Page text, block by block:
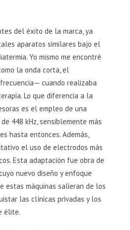
del éxito de la marca, ya
aparatos similares bajo el
Yo mismo me encontré
la onda corta, el
cuando realizaba
Lo que diferencia a la
es el empleo de una
448 kHz, sensiblemente más
hasta entonces. Además,
el uso de electrodos más
Esta adaptación fue obra de
nuevo diseño y enfoque
estas máquinas salieran de los
las clínicas privadas y los
élite.